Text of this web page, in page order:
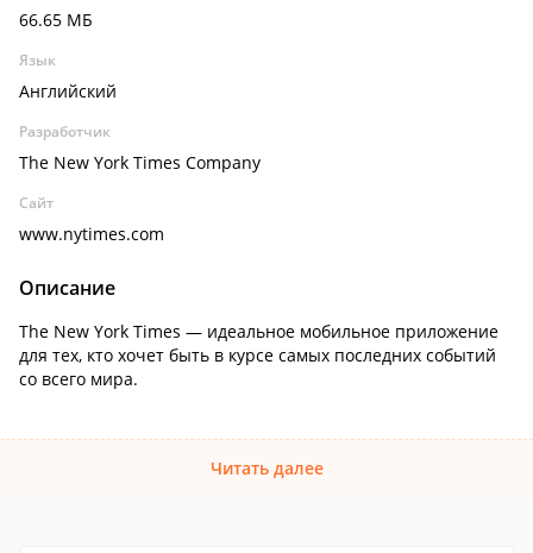
66.65 МБ
Язык
Английский
Разработчик
The New York Times Company
Сайт
www.nytimes.com
Описание
The New York Times — идеальное мобильное приложение
для тех, кто хочет быть в курсе самых последних событий
со всего мира.
Читать далее